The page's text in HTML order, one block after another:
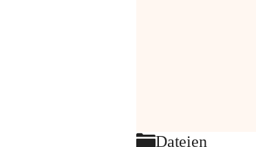
Dateien